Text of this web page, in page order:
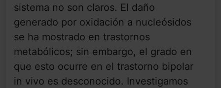
sistema no son claros. El daño
generado por oxidación a nucleósidos
se ha mostrado en trastornos
metabólicos; sin embargo, el grado en
que esto ocurre en el trastorno bipolar
in vivo es desconocido. Investigamos